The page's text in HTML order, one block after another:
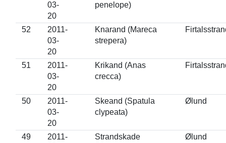
03-
20
penelope)
52
2011-
03-
20
Knarand (Mareca
strepera)
51
2011-
03-
20
Krikand (Anas
crecca)
50
2011-
03-
20
Skeand (Spatula
clypeata)
Ølund
49
2011-
Strandskade
Ølund